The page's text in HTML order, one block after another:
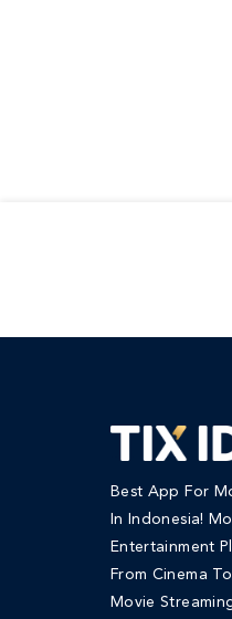
Best App For
In Indonesia!
Entertainment
From Cinema
Movie